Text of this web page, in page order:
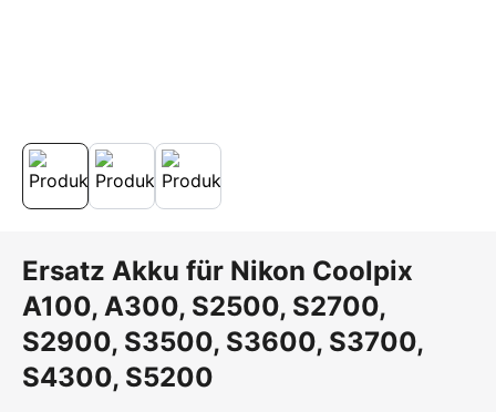
Ersatz Akku für Nikon Coolpix
A100, A300, S2500, S2700,
S2900, S3500, S3600, S3700,
S4300, S5200